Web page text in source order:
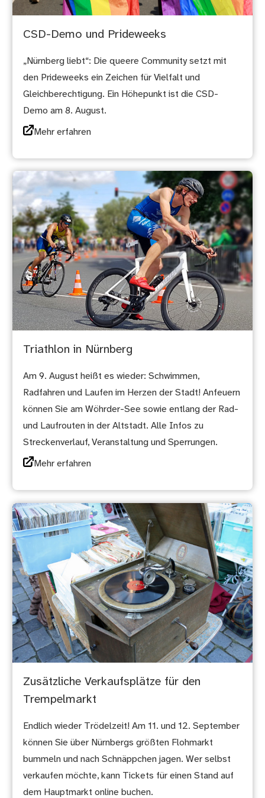
CSD-Demo und Prideweeks
„Nürnberg liebt“: Die queere Community setzt mit
den Prideweeks ein Zeichen für Vielfalt und
Gleichberechtigung. Ein Höhepunkt ist die CSD-
Demo am 8. August.
Mehr erfahren
Triathlon in Nürnberg
Am 9. August heißt es wieder: Schwimmen,
Radfahren und Laufen im Herzen der Stadt! Anfeuern
können Sie am Wöhrder-See sowie entlang der Rad-
und Laufrouten in der Altstadt. Alle Infos zu
Streckenverlauf, Veranstaltung und Sperrungen.
Mehr erfahren
Zusätzliche Verkaufsplätze für den
Trempelmarkt
Endlich wieder Trödelzeit! Am 11. und 12. September
können Sie über Nürnbergs größten Flohmarkt
bummeln und nach Schnäppchen jagen. Wer selbst
verkaufen möchte, kann Tickets für einen Stand auf
dem Hauptmarkt online buchen.